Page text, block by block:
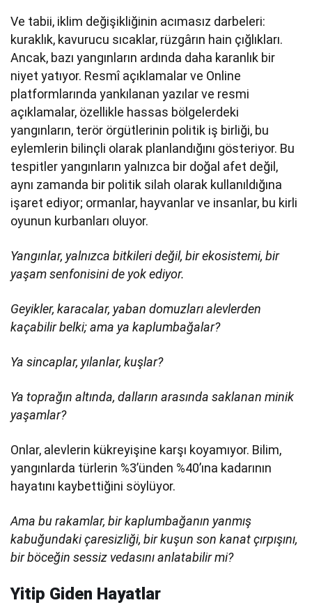
Ve tabii, iklim değişikliğinin acımasız darbeleri:
kuraklık, kavurucu sıcaklar, rüzgârın hain çığlıkları.
Ancak, bazı yangınların ardında daha karanlık bir
niyet yatıyor. Resmî açıklamalar ve Online
platformlarında yankılanan yazılar ve resmi
açıklamalar, özellikle hassas bölgelerdeki
yangınların, terör örgütlerinin politik iş birliği, bu
eylemlerin bilinçli olarak planlandığını gösteriyor. Bu
tespitler yangınların yalnızca bir doğal afet değil,
aynı zamanda bir politik silah olarak kullanıldığına
işaret ediyor; ormanlar, hayvanlar ve insanlar, bu kirli
oyunun kurbanları oluyor.
Yangınlar, yalnızca bitkileri değil, bir ekosistemi, bir
yaşam senfonisini de yok ediyor.
Geyikler, karacalar, yaban domuzları alevlerden
kaçabilir belki; ama ya kaplumbağalar?
Ya sincaplar, yılanlar, kuşlar?
Ya toprağın altında, dalların arasında saklanan minik
yaşamlar?
Onlar, alevlerin kükreyişine karşı koyamıyor. Bilim,
yangınlarda türlerin %3’ünden %40’ına kadarının
hayatını kaybettiğini söylüyor.
Ama bu rakamlar, bir kaplumbağanın yanmış
kabuğundaki çaresizliği, bir kuşun son kanat çırpışını,
bir böceğin sessiz vedasını anlatabilir mi?
Yitip Giden Hayatlar